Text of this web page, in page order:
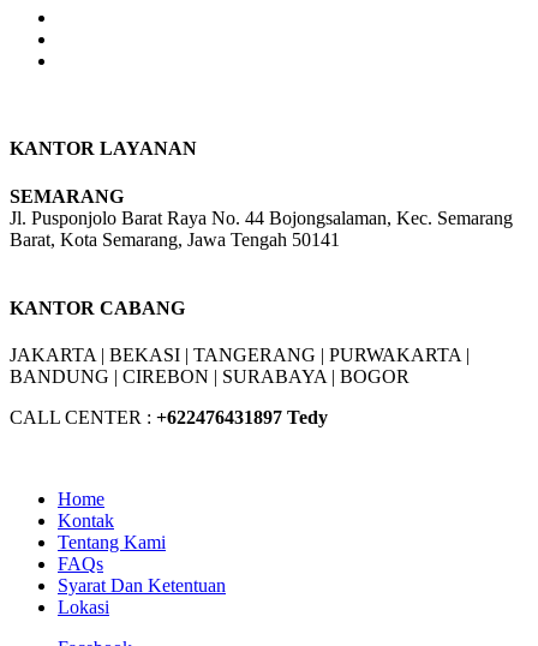
KANTOR LAYANAN
SEMARANG
Jl. Pusponjolo Barat Raya No. 44 Bojongsalaman, Kec. Semarang
Barat, Kota Semarang, Jawa Tengah 50141
KANTOR CABANG
JAKARTA | BEKASI | TANGERANG | PURWAKARTA |
BANDUNG | CIREBON | SURABAYA | BOGOR
CALL CENTER : +622476431897 Tedy
Home
Kontak
Tentang Kami
FAQs
Syarat Dan Ketentuan
Lokasi